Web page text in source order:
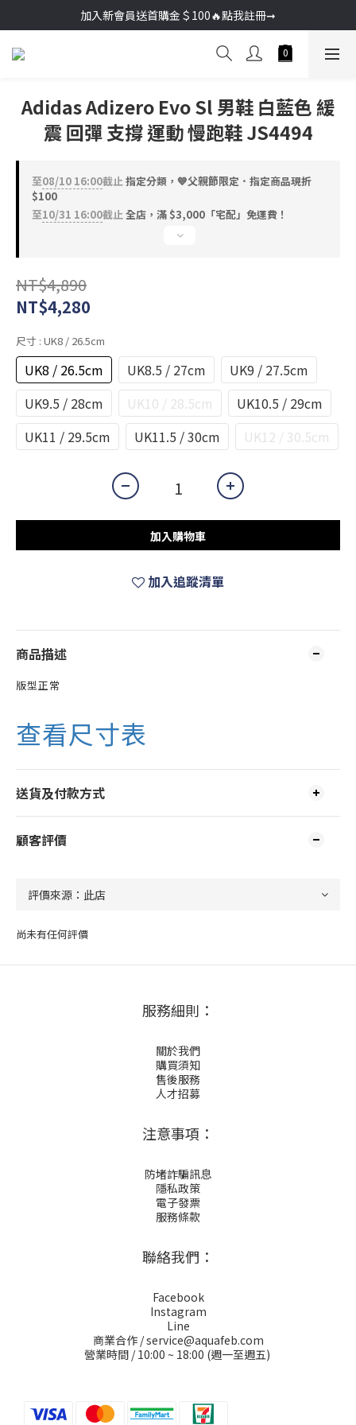
加入新會員送首購金＄100🔥點我註冊➞
加入新會員送首購金＄100🔥點我註冊➞
🚚超商取貨滿＄2000免運／宅配滿＄3000免運
Adidas Adizero Evo Sl 男鞋 白藍色 緩
震 回彈 支撐 運動 慢跑鞋 JS4494
至08/10 16:00截止指定分類，💙父親節限定．指定商品現折
$100
至10/31 16:00截止全店，滿 $3,000「宅配」免運費！
NT$4,890
NT$4,280
尺寸 : UK8 / 26.5cm
UK8 / 26.5cm UK8.5 / 27cm
UK9 / 27.5cm
UK9.5 / 28cm
UK10 / 28.5cm
UK10.5 / 29cm
UK11 / 29.5cm
UK11.5 / 30cm UK12 / 30.5cm
加入購物車
加入追蹤清單
商品描述
版型正常
查看尺寸表
送貨及付款方式
顧客評價
尚未有任何評價
服務細則：
關於我們
購買須知
售後服務
人才招募
注意事項：
防堵詐騙訊息
隱私政策
電子發票
服務條款
聯絡我們：
Facebook
Instagram
Line
商業合作 / service@aquafeb.com
營業時間 / 10:00 ~ 18:00 (週一至週五)